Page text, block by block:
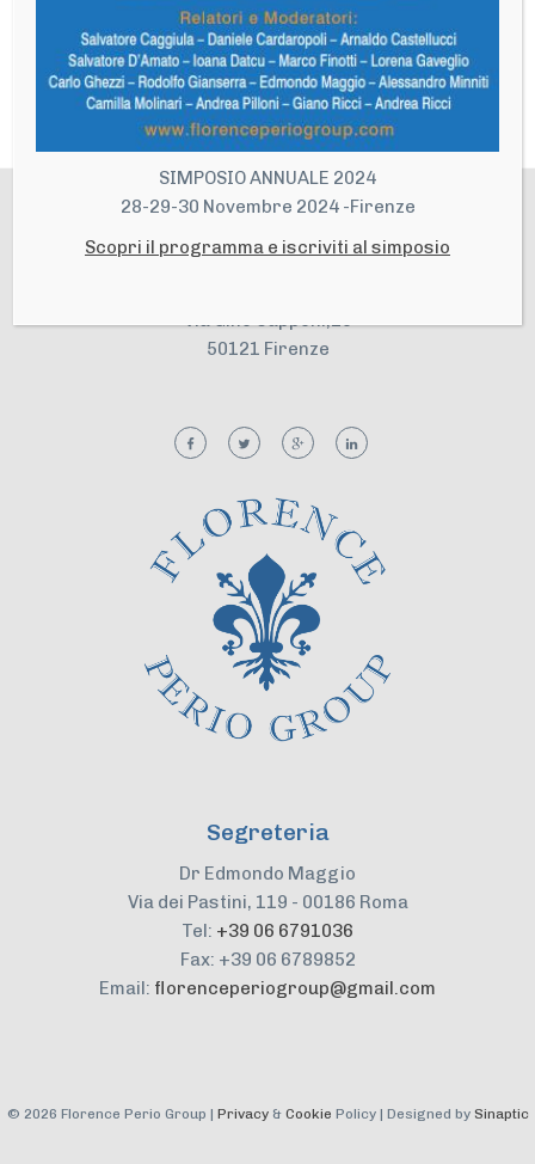
055/2479474; sito web: www.florenceperiogroup.com e-
mail: info@florenceperiogroup.com
Via Gino Capponi,26
50121 Firenze
Segreteria
Dr Edmondo Maggio
Via dei Pastini, 119 - 00186 Roma
Tel: +39 06 6791036
Fax: +39 06 6789852
Email: florenceperiogroup@gmail.com
© 2026 Florence Perio Group | Privacy& Cookie Policy | Designed by Sinaptic
SIMPOSIO ANNUALE 2024
28-29-30 Novembre 2024 -Firenze
Scopri il programma e iscriviti al simposio